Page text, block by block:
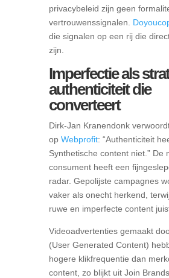
privacybeleid zijn geen
vertrouwenssignalen.
die signalen op een rij die
zijn.
Imperfectie als
authenticiteit die
converteert
Dirk-Jan Kranendonk
op Webprofit: “Authenticiteit
Synthetische content niet.” De
consument heeft een
radar. Gepolijste campagnes
vaker als onecht herkend,
ruwe en imperfecte content
Videoadvertenties gemaakt
(User Generated Content)
hogere klikfrequentie dan
content, zo blijkt uit Join